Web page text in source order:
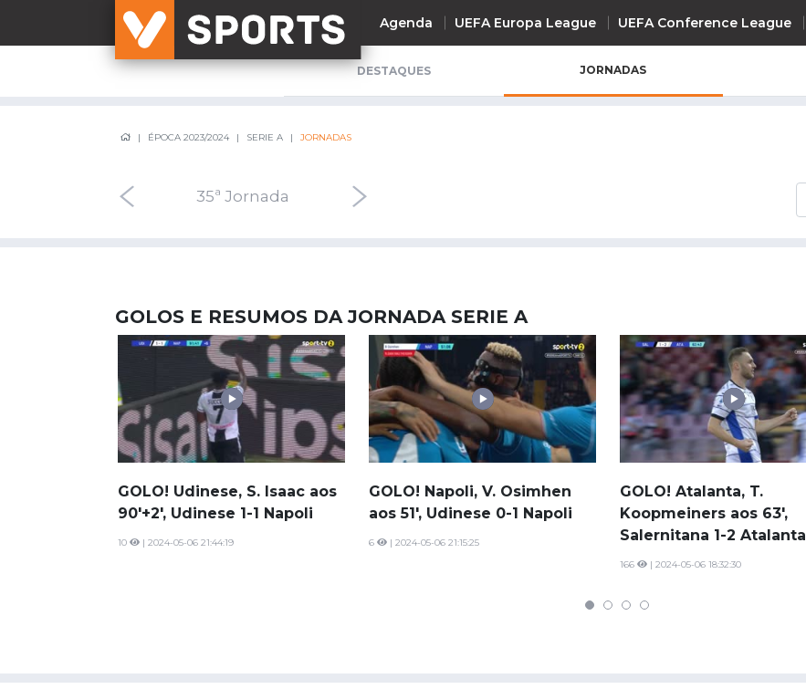
Agenda UEFA Europa League UEFA Conference League
Liga Meu Super
Allianz Cup
Sporting
FC Porto
INTERNACIONAL
Serie A
Ligue 1
Süper Lig
Saudi Pro League
MLS
Brasileirão
Mundial 2026
DESTAQUES JORNADAS
ÉPOCA 2023/2024 SERIE A JORNADAS
34ª Jornada 35ª Jornada 36ª Jornada
GOLOS E RESUMOS DA JORNADA SERIE A
GOLO! Udinese, S. Isaac aos
90'+2', Udinese 1-1 Napoli
10 | 2024-05-06 21:44:19
GOLO! Napoli, V. Osimhen
aos 51', Udinese 0-1 Napoli
6 | 2024-05-06 21:15:25
GOLO! Atalanta, T.
Koopmeiners aos 63',
Salernitana 1-2 Atalanta
166 | 2024-05-06 18:32:30